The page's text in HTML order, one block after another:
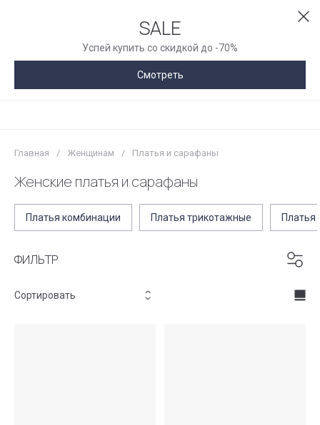
SALE
Успей купить со скидкой до -70%
Смотреть
Главная / Женщинам / Платья и сарафаны
Женские платья и сарафаны
Платья комбинации Платья трикотажные Платья
ФИЛЬТР
Сортировать